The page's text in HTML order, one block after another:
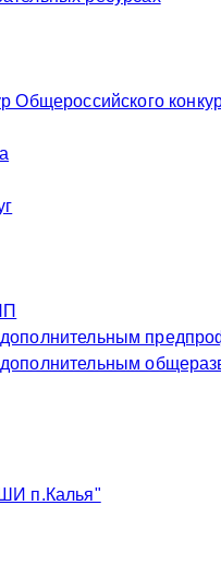
Общероссийского
приема в учреждение по
Правила приема в учреждение по
п.Калья"